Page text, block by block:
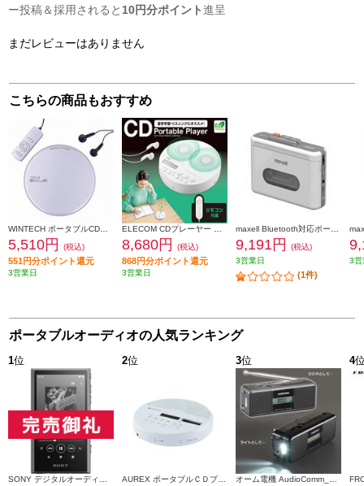
ー投稿＆採用されると 10円分ポイント進呈
まだレビューはありません
こちらの商品もおすすめ
5,510円 (税込)
551円分ポイント還元
3営業日
8,680円 (税込)
868円分ポイント還元
3営業日
9,191円
(税込)
3営業日
(1件)
3営
ポータブルオーディオの人気ランキング
1位 2位
AUREX ポータブルＣＤプレーヤー [Bluetooth搭載、充電対応多機能モデル] AX-CP50W
3位 4